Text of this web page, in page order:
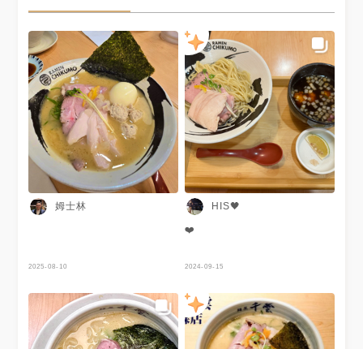
姆士林
2025-08-10
HIS🖤
❤️
2024-09-15